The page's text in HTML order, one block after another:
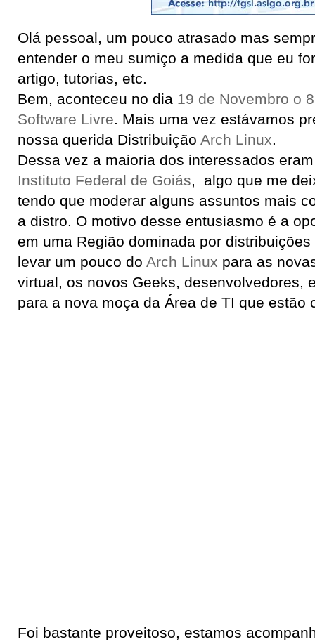
Olá pessoal, um pouco atrasado mas
entender o meu sumiço a medida que eu
artigo, tutorias, etc.
Bem, aconteceu no dia 19 de Novembro o
Software Livre. Mais uma vez estávamos
nossa querida Distribuição Arch Linux.
Dessa vez a maioria dos interessados
Instituto Federal de Goiás, algo que me
tendo que moderar alguns assuntos mais
a distro. O motivo desse entusiasmo é a
em uma Região dominada por
levar um pouco do Arch Linux para as
virtual, os novos Geeks, desenvolvedores,
para a nova moça da Área de TI que estão
Foi bastante proveitoso, estamos